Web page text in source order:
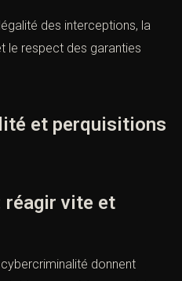
pénal. L’interception, la
à des communications
réprimés.
Code pénalencadrent
des interceptions, la